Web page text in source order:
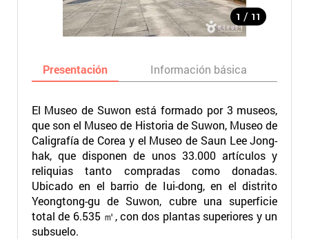
1 / 11
Presentación Información básica
El Museo de Suwon está formado por 3 museos,
que son el Museo de Historia de Suwon, Museo de
Caligrafía de Corea y el Museo de Saun Lee Jong-
hak, que disponen de unos 33.000 artículos y
reliquias tanto compradas como donadas.
Ubicado en el barrio de Iui-dong, en el distrito
Yeongtong-gu de Suwon, cubre una superficie
total de 6.535 ㎡, con dos plantas superiores y un
subsuelo.